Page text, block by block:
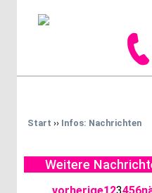
Start ›› Infos: Nachrichten
Weitere